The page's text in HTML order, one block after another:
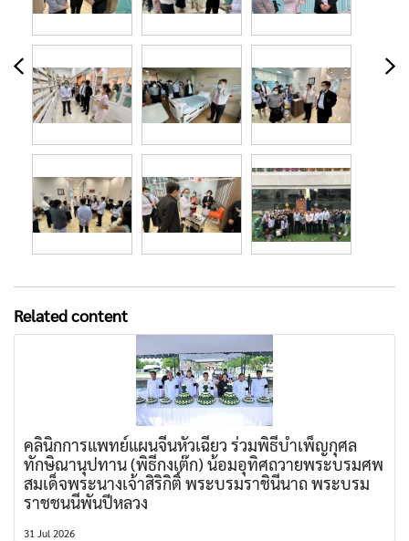
Related content
คลินิกการแพทย์แผนจีนหัวเฉียว ร่วมพิธีบำเพ็ญกุศล
ทักษิณานุปทาน (พิธีกงเต๊ก) น้อมอุทิศถวายพระบรมศพ
สมเด็จพระนางเจ้าสิริกิติ์ พระบรมราชินีนาถ พระบรม
ราชชนนีพันปีหลวง
31 Jul 2026